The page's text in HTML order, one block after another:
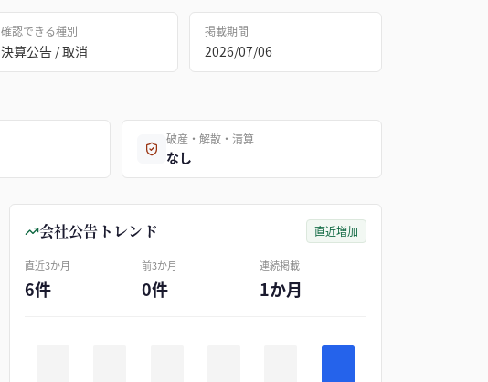
確認できる種別
決算公告 / 取消
掲載期間
2026/07/06
破産・解散・清算
なし
会社公告トレンド 直近増加
直近3か月
6件
前3か月
0件
連続掲載
1か月